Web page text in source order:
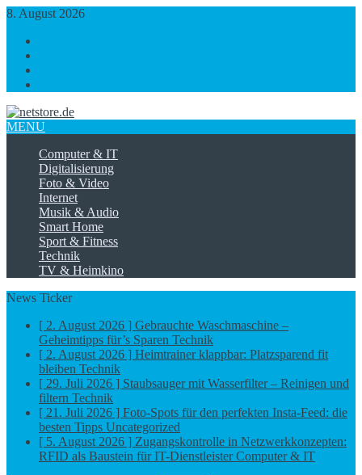
8. August 2026
MENU
Computer & IT
Digitalisierung
Foto & Video
Internet
Musik & Audio
Smart Home
Sport & Fitness
Technik
TV & Heimkino
News Ticker
[ 2. August 2026 ] Gebrauchte Waschmaschine –
Geheimtipps für’s Sparen Technik
[ 2. August 2026 ] Heimtrainer klappbar: Platzsparend fit
bleiben Technik
[ 29. Juli 2026 ] Staubsauger mit Wasserfilter – Reinigen und
filtern Technik
[ 21. Juli 2026 ] Foto-Spots für den perfekten Insta-Feed: die
besten Tipps Uncategorized
[ 5. August 2026 ] Zugangskontrolle in Netzwerkkonzepten:
RFID als Baustein für IT-DienstleisterComputer & IT